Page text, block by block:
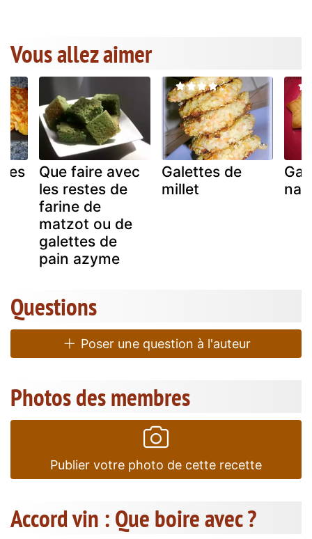
Vous allez aimer
Que faire avec
les restes de
farine de
matzot ou de
galettes de
pain azyme
Galettes de
millet
Questions
Poser une question à l'auteur
Photos des membres
Publier votre photo de cette recette
Accord vin : Que boire avec ?